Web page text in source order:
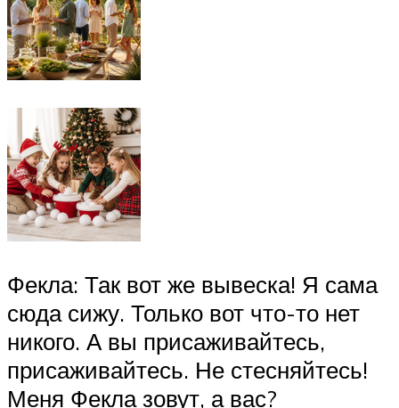
Фекла: Так вот же вывеска! Я сама
сюда сижу. Только вот что-то нет
никого. А вы присаживайтесь,
присаживайтесь. Не стесняйтесь!
Меня Фекла зовут, а вас?